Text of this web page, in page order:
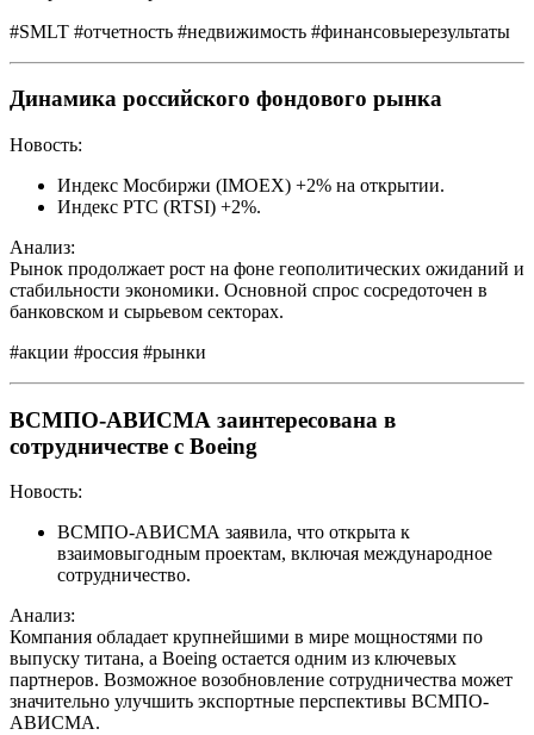
#SMLT #отчетность #недвижимость #финансовыерезультаты
Динамика российского фондового рынка
Новость:
Индекс Мосбиржи (IMOEX) +2% на открытии.
Индекс РТС (RTSI) +2%.
Анализ:
Рынок продолжает рост на фоне геополитических ожиданий и
стабильности экономики. Основной спрос сосредоточен в
банковском и сырьевом секторах.
#акции #россия #рынки
ВСМПО-АВИСМА заинтересована в
сотрудничестве с Boeing
Новость:
ВСМПО-АВИСМА заявила, что открыта к
взаимовыгодным проектам, включая международное
сотрудничество.
Анализ:
Компания обладает крупнейшими в мире мощностями по
выпуску титана, а Boeing остается одним из ключевых
партнеров. Возможное возобновление сотрудничества может
значительно улучшить экспортные перспективы ВСМПО-
АВИСМА.